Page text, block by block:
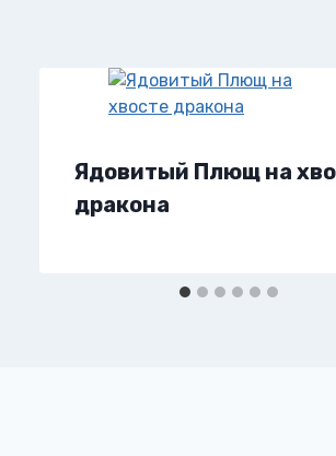
Ядовитый Плющ на
дракона